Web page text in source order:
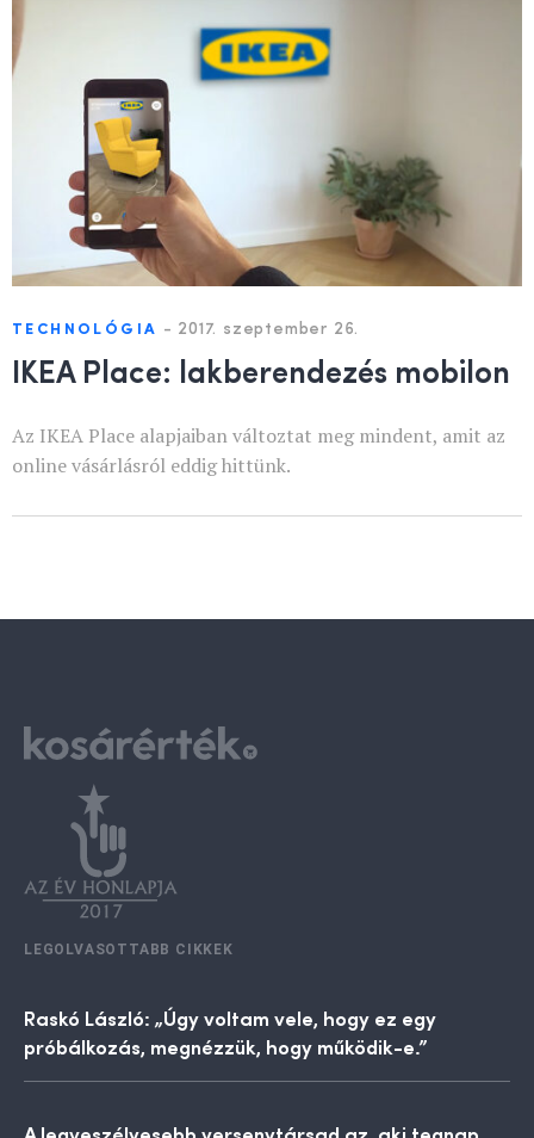
TECHNOLÓGIA - 2017. szeptember 26.
IKEA Place: lakberendezés mobilon
Az IKEA Place alapjaiban változtat meg mindent, amit az
online vásárlásról eddig hittünk.
LEGOLVASOTTABB CIKKEK
Raskó László: „Úgy voltam vele, hogy ez egy
próbálkozás, megnézzük, hogy működik-e.”